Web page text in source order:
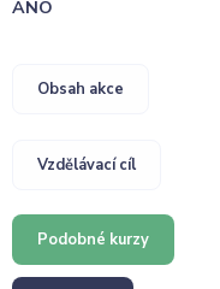
ANO
Obsah akce
Vzdělávací cíl
Podobné kurzy